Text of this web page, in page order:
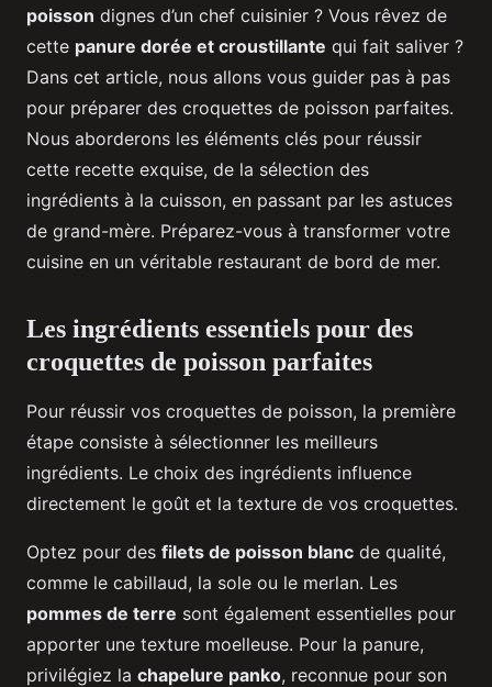
poisson dignes d’un chef cuisinier ? Vous rêvez de
cette panure dorée et croustillante qui fait saliver ?
Dans cet article, nous allons vous guider pas à pas
pour préparer des croquettes de poisson parfaites.
Nous aborderons les éléments clés pour réussir
cette recette exquise, de la sélection des
ingrédients à la cuisson, en passant par les astuces
de grand-mère. Préparez-vous à transformer votre
cuisine en un véritable restaurant de bord de mer.
Les ingrédients essentiels pour des
croquettes de poisson parfaites
Pour réussir vos croquettes de poisson, la première
étape consiste à sélectionner les meilleurs
ingrédients. Le choix des ingrédients influence
directement le goût et la texture de vos croquettes.
Optez pour des filets de poisson blanc de qualité,
comme le cabillaud, la sole ou le merlan. Les
pommes de terre sont également essentielles pour
apporter une texture moelleuse. Pour la panure,
privilégiez la chapelure panko, reconnue pour son